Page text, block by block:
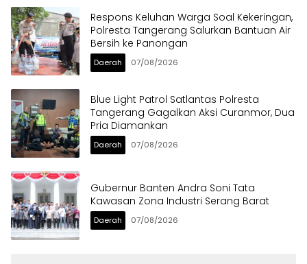
Respons Keluhan Warga Soal Kekeringan,
Polresta Tangerang Salurkan Bantuan Air
Bersih ke Panongan
Daerah 07/08/2026
Blue Light Patrol Satlantas Polresta
Tangerang Gagalkan Aksi Curanmor, Dua
Pria Diamankan
Daerah 07/08/2026
Gubernur Banten Andra Soni Tata
Kawasan Zona Industri Serang Barat
Daerah 07/08/2026